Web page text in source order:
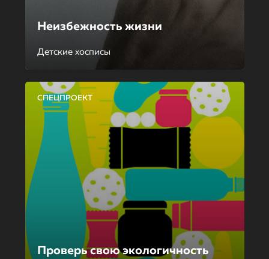
Неизбежность жизни
Детские хосписы
СПЕЦПРОЕКТ
Проверь свою экологичность